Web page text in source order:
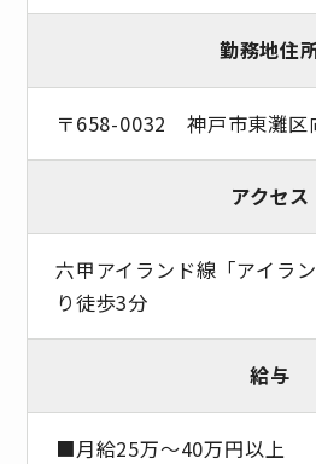
勤務地住
〒658-0032 神戸市東灘区
アクセス
六甲アイランド線「アイラ
り徒歩3分
給与
■月給25万〜40万円以上